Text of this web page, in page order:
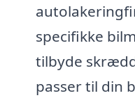
specifikke
tilbyde
passer til din